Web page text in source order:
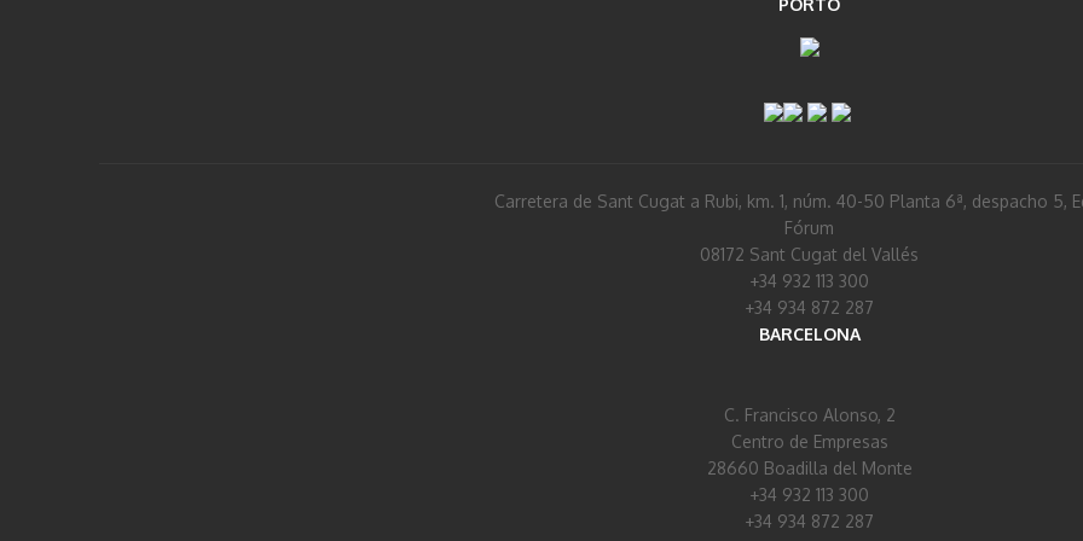
Carretera de Sant Cugat a Rubi, km. 1, núm. 40-50 Planta 6ª, despacho 5,
Fórum
08172 Sant Cugat del Vallés
+34 932 113 300
+34 934 872 287
BARCELONA
C. Francisco Alonso, 2
Centro de Empresas
28660 Boadilla del Monte
+34 932 113 300
+34 934 872 287